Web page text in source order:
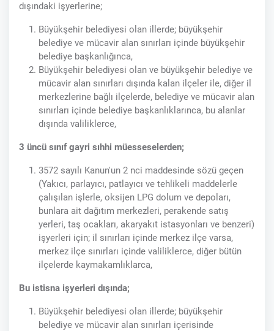
dışındaki işyerlerine;
Büyükşehir belediyesi olan illerde; büyükşehir
belediye ve mücavir alan sınırları içinde büyükşehir
belediye başkanlığınca,
Büyükşehir belediyesi olan ve büyükşehir belediye ve
mücavir alan sınırları dışında kalan ilçeler ile, diğer il
merkezlerine bağlı ilçelerde, belediye ve mücavir alan
sınırları içinde belediye başkanlıklarınca, bu alanlar
dışında valiliklerce,
3 üncü sınıf gayri sıhhi müesseselerden;
3572 sayılı Kanun'un 2 nci maddesinde sözü geçen
(Yakıcı, parlayıcı, patlayıcı ve tehlikeli maddelerle
çalışılan işlerle, oksijen LPG dolum ve depoları,
bunlara ait dağıtım merkezleri, perakende satış
yerleri, taş ocakları, akaryakıt istasyonları ve benzeri)
işyerleri için; il sınırları içinde merkez ilçe varsa,
merkez ilçe sınırları içinde valiliklerce, diğer bütün
ilçelerde kaymakamlıklarca,
Bu istisna işyerleri dışında;
Büyükşehir belediyesi olan illerde; büyükşehir
belediye ve mücavir alan sınırları içerisinde